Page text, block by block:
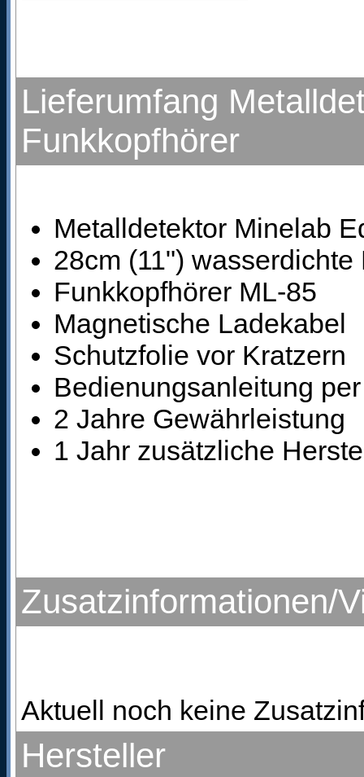
Lieferumfang
Funkkopfhörer
Metalldetektor Minelab
28cm (11")
Funkkopfhörer ML-85
Magnetische Ladekabel
Schutzfolie vor Kratzern
Bedienungsanleitung
2 Jahre Gewährleistung
1 Jahr zusätzliche
Zusatzinformationen/
Aktuell noch keine
Hersteller